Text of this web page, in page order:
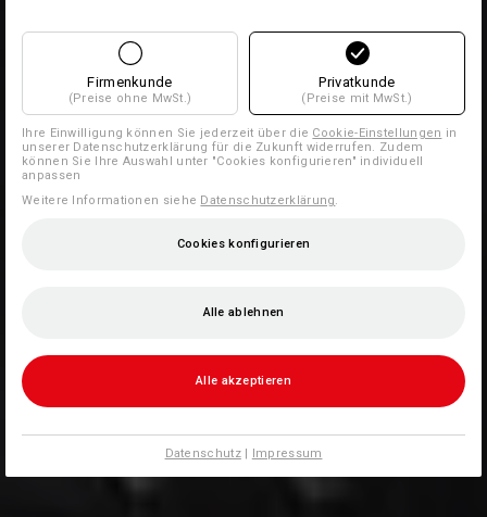
Firmenkunde
(Preise ohne MwSt.)
Privatkunde
(Preise mit MwSt.)
Ihre Einwilligung können Sie jederzeit über die Cookie-Einstellungen in
unserer Datenschutzerklärung für die Zukunft widerrufen. Zudem
können Sie Ihre Auswahl unter "Cookies konfigurieren" individuell
anpassen
Weitere Informationen siehe Datenschutzerklärung
Cookies konfigurieren
Alle ablehnen
Alle akzeptieren
Datenschutz| Impressum